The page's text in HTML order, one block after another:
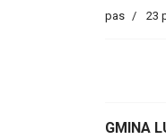
pas 23
GMINA